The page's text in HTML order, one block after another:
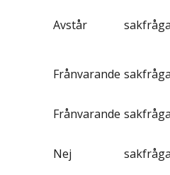
Avstår
Frånvarande
Frånvarande
Nej